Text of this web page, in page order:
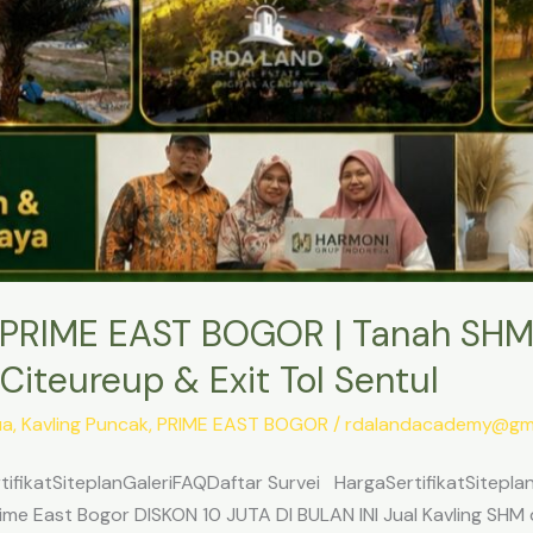
EAST BOGOR | Tanah
& Exit Tol Sentul
,Kavling Puncak,PRIME EAST BOGOR /
Survei
East Bogor DISKON 10 JUTA DI BULAN INI Jual Kavling